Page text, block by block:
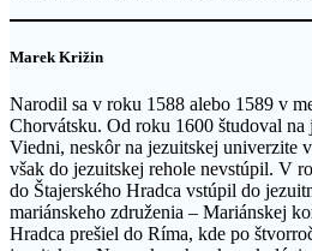
Marek Križin
Narodil sa v roku 1588 alebo 1589 v
Chorvátsku. Od roku 1600 študoval
Viedni, neskôr na jezuitskej univerzite
však do jezuitskej rehole nevstúpil. V
do Štajerského Hradca vstúpil do
mariánskeho združenia – Mariánskej
Hradca prešiel do Ríma, kde po